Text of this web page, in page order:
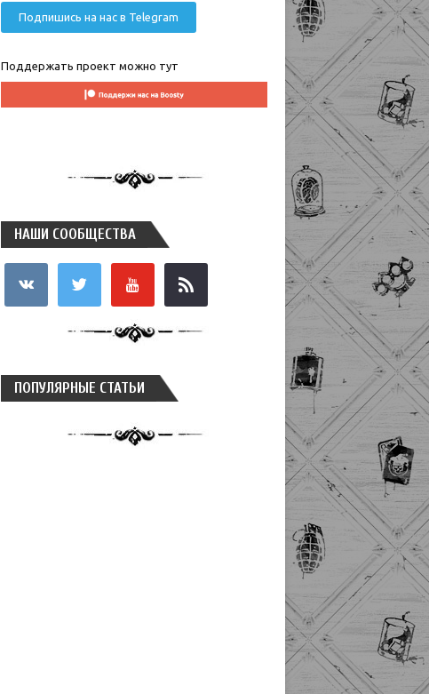
Подпишись на нас в Telegram
Поддержать проект можно тут
НАШИ СООБЩЕСТВА
ПОПУЛЯРНЫЕ СТАТЬИ